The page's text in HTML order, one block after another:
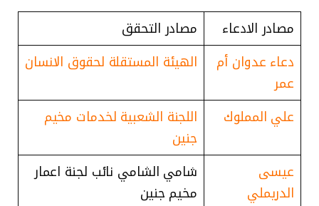
مصادر الادعاء
مصادر التحقق
دعاء عدوان أم
عمر
الهيئة المستقلة لحقوق الانسان
علي المملوك
اللجنة الشعبية لخدمات مخيم
جنين
عيسى
الدريملي
شامي الشامي نائب لجنة اعمار
مخيم جنين